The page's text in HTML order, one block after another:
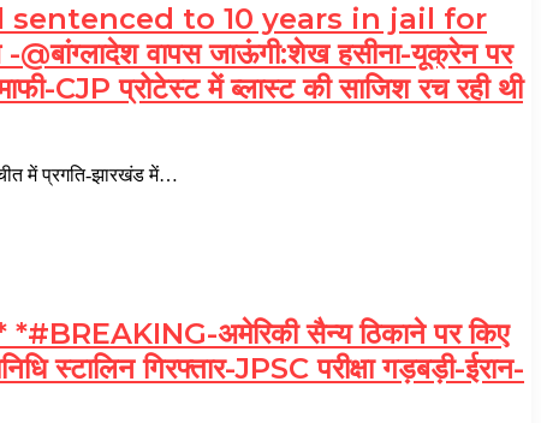
sentenced to 10 years in jail for
वापस जाऊंगी:शेख हसीना-यूक्रेन पर
CJP प्रोटेस्ट में ब्लास्ट की साजिश रच रही थी
में प्रगति-झारखंड में…
अमेरिकी सैन्य ठिकाने पर किए
स्टालिन गिरफ्तार-JPSC परीक्षा गड़बड़ी-ईरान-